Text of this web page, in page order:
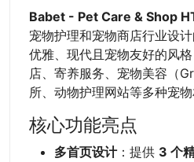
Babet - Pet Care & Shop
宠物护理和宠物商店行业设
优雅、现代且宠物友好的风
店、寄养服务、宠物美容（
所、动物护理网站等多种宠物
核心功能亮点
多首页设计：提供 3 个